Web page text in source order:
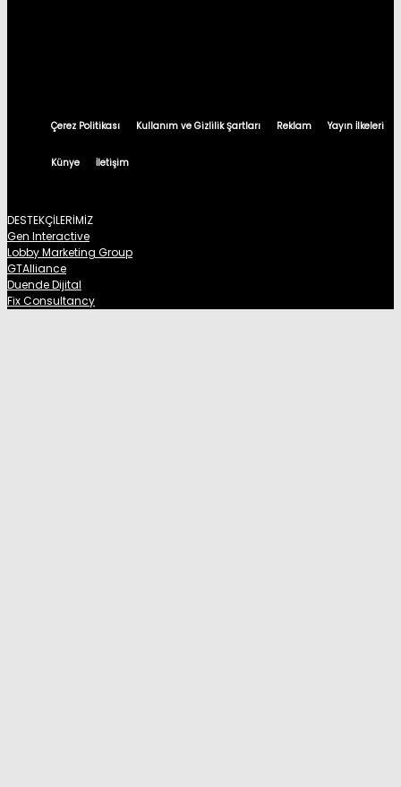
Çerez Politikası Kullanım ve Gizlilik Şartları Reklam Yayın İlkeleri
Künye İletişim
DESTEKÇİLERİMİZ
Gen Interactive
Lobby Marketing Group
GTAlliance
Duende Dijital
Fix Consultancy